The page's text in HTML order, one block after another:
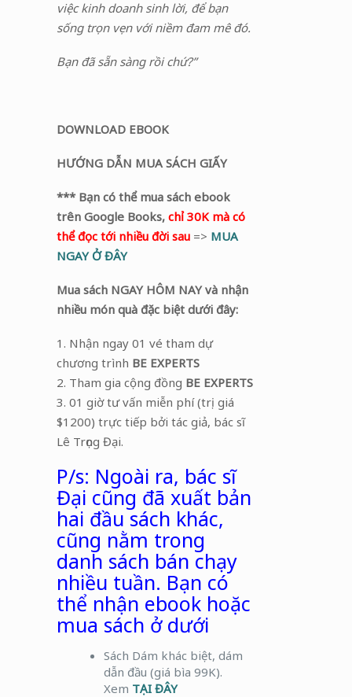
việc kinh doanh sinh lời, để bạn
sống trọn vẹn với niềm đam mê đó.
Bạn đã sẵn sàng rồi chứ?”
DOWNLOAD EBOOK
HƯỚNG DẪN MUA SÁCH GIẤY
*** Bạn có thể mua sách ebook
trên Google Books, chỉ 30K mà có
thể đọc tới nhiều đời sau=> MUA
NGAY Ở ĐÂY
Mua sách NGAY HÔM NAY và nhận
nhiều món quà đặc biệt dưới đây:
1. Nhận ngay 01 vé tham dự
chương trình BE EXPERTS
2. Tham gia cộng đồng BE EXPERTS
3. 01 giờ tư vấn miễn phí (trị giá
$1200) trực tiếp bởi tác giả, bác sĩ
Lê Trọng Đại.
P/s: Ngoài ra, bác sĩ
Đại cũng đã xuất bản
hai đầu sách khác,
cũng nằm trong
danh sách bán chạy
nhiều tuần. Bạn có
thể nhận ebook hoặc
mua sách ở dưới
Sách Dám khác biệt, dám
dẫn đầu (giá bìa 99K).
Xem TẠI ĐÂY